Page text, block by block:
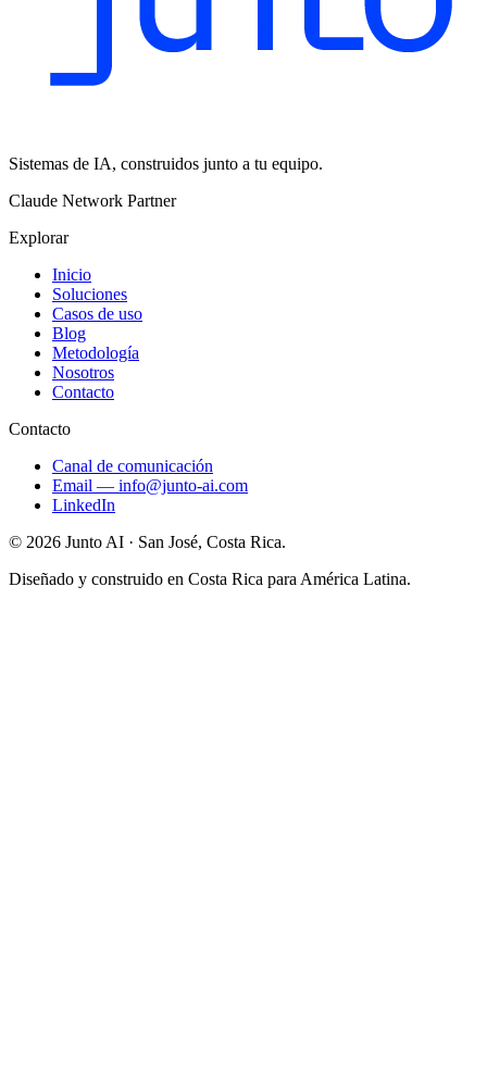
Sistemas de IA, construidos junto a tu equipo.
Claude Network Partner
Explorar
Inicio
Soluciones
Casos de uso
Blog
Metodología
Nosotros
Contacto
Contacto
Canal de comunicación
Email — info@junto-ai.com
LinkedIn
© 2026 Junto AI · San José, Costa Rica.
Diseñado y construido en Costa Rica para América Latina.